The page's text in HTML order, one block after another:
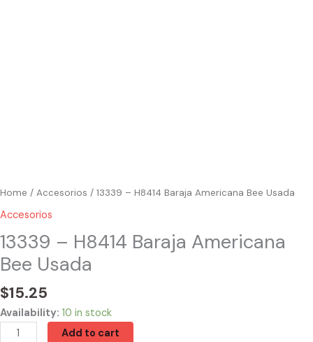
Home / Accesorios / 13339 – H8414 Baraja Americana Bee Usada
Accesorios
13339 – H8414 Baraja Americana
Bee Usada
$15.25
Availability: 10 in stock
Add to cart